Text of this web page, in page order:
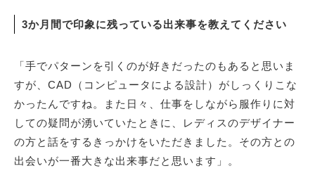
3か月間で印象に残っている出来事を教えてください
「手でパターンを引くのが好きだったのもあると思いま
すが、CAD（コンピュータによる設計）がしっくりこな
かったんですね。また日々、仕事をしながら服作りに対
しての疑問が湧いていたときに、レディスのデザイナー
の方と話をするきっかけをいただきました。その方との
出会いが一番大きな出来事だと思います」。